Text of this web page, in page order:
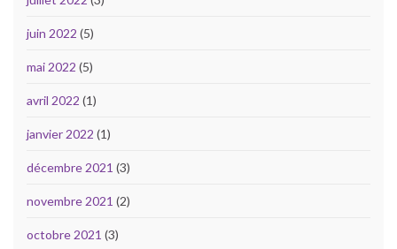
juin 2022 (5)
mai 2022 (5)
avril 2022 (1)
janvier 2022 (1)
décembre 2021 (3)
novembre 2021 (2)
octobre 2021 (3)